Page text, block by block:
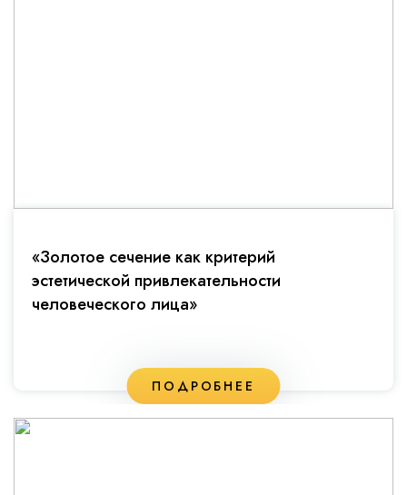
«Золотое сечение как критерий
эстетической привлекательности
человеческого лица»
ПОДРОБНЕЕ